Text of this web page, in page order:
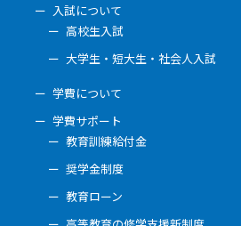
入試について
高校生入試
大学生・短大生・社会人入試
学費について
学費サポート
教育訓練給付金
奨学金制度
教育ローン